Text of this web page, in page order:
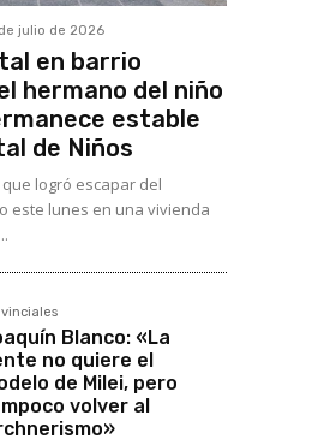
julio de 2026
en barrio
hermano del niño
estable
de Niños
logró escapar del
este lunes en una vivienda
Blanco: «La
no quiere el
de Milei, pero
volver al